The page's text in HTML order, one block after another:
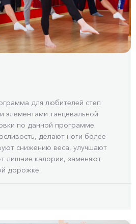
для любителей степ
элементами танцевальной
по данной программе
делают ноги более
снижению веса, улучшают
лишние калории, заменяют
дорожке.